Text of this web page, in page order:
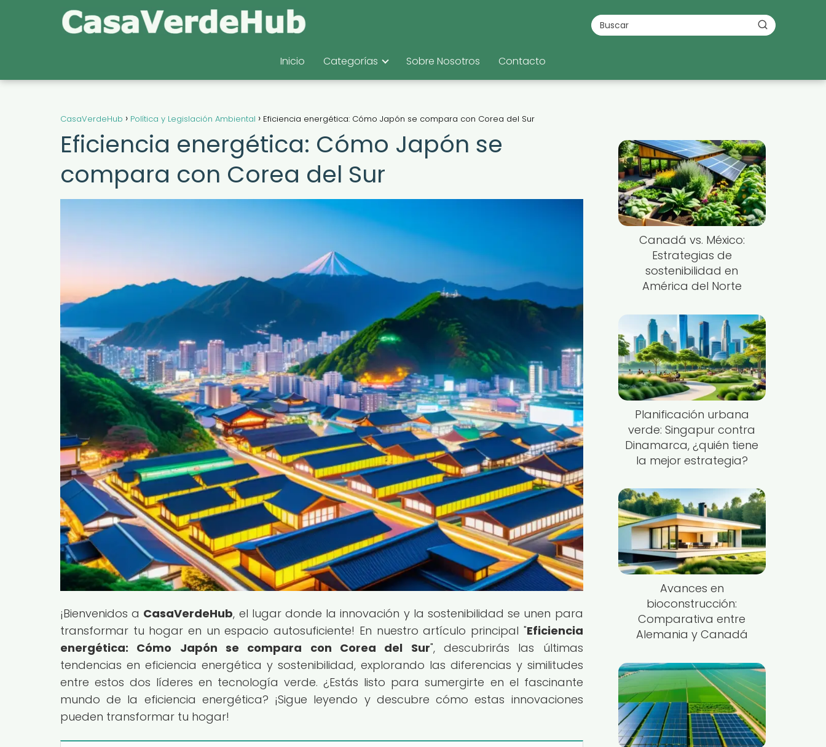
Inicio Categorías Sobre Nosotros Contacto
CasaVerdeHub Política y Legislación Ambiental Eficiencia energética: Cómo Japón se compara con Corea del Sur
Eficiencia energética: Cómo Japón se
compara con Corea del Sur
¡Bienvenidos a CasaVerdeHub, el lugar donde la innovación y la sostenibilidad se unen para
transformar tu hogar en un espacio autosuficiente! En nuestro artículo principal "Eficiencia
energética: Cómo Japón se compara con Corea del Sur", descubrirás las últimas
tendencias en eficiencia energética y sostenibilidad, explorando las diferencias y similitudes
entre estos dos líderes en tecnología verde. ¿Estás listo para sumergirte en el fascinante
mundo de la eficiencia energética? ¡Sigue leyendo y descubre cómo estas innovaciones
pueden transformar tu hogar!
Canadá vs. México:
Estrategias de
sostenibilidad en
América del Norte
Planificación urbana
verde: Singapur contra
Dinamarca, ¿quién tiene
la mejor estrategia?
Avances en
bioconstrucción:
Comparativa entre
Alemania y Canadá